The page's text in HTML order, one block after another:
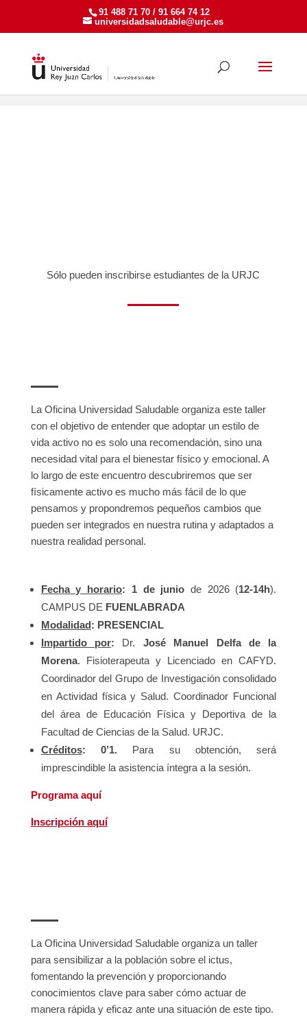
91 488 71 70 / 91 664 74 12
universidadsaludable@urjc.es
Actividades Estudiantes>2025-2026
Sólo pueden inscribirse estudiantes de la URJC
La Oficina Universidad Saludable organiza este taller
con el objetivo de entender que adoptar un estilo de
vida activo no es solo una recomendación, sino una
necesidad vital para el bienestar físico y emocional. A
lo largo de este encuentro descubriremos que ser
físicamente activo es mucho más fácil de lo que
pensamos y propondremos pequeños cambios que
pueden ser integrados en nuestra rutina y adaptados a
nuestra realidad personal.
Fecha y horario: 1 de junio de 2026 (12-14h).
CAMPUS DE FUENLABRADA
Modalidad: PRESENCIAL
Impartido por: Dr. José Manuel Delfa de la
Morena. Fisioterapeuta y Licenciado en CAFYD.
Coordinador del Grupo de Investigación consolidado
en Actividad física y Salud. Coordinador Funcional
del área de Educación Física y Deportiva de la
Facultad de Ciencias de la Salud. URJC.
Créditos: 0’1. Para su obtención, será
imprescindible la asistencia íntegra a la sesión.
Programa aquí
Inscripción aquí
La Oficina Universidad Saludable organiza un taller
para sensibilizar a la población sobre el ictus,
fomentando la prevención y proporcionando
conocimientos clave para saber cómo actuar de
manera rápida y eficaz ante una situación de este tipo.